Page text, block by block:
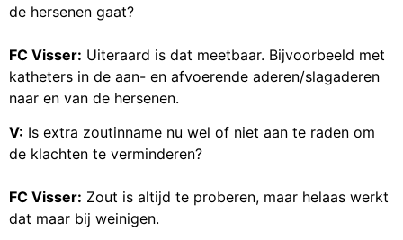
de hersenen gaat?
FC Visser: Uiteraard is dat meetbaar. Bijvoorbeeld met
katheters in de aan- en afvoerende aderen/slagaderen
naar en van de hersenen.
V: Is extra zoutinname nu wel of niet aan te raden om
de klachten te verminderen?
FC Visser: Zout is altijd te proberen, maar helaas werkt
dat maar bij weinigen.